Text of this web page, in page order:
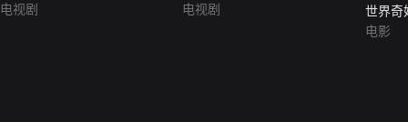
电视剧
电视剧
世界奇
电影